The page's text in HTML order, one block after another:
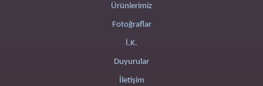
Ürünlerimiz
Fotoğraflar
İ.K.
Duyurular
İletişim